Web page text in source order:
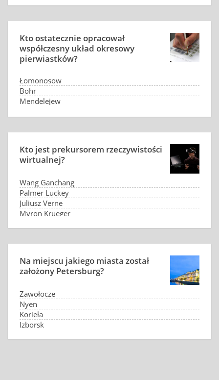
Kto ostatecznie opracował
współczesny układ okresowy
pierwiastków?
Łomonosow
Bohr
Mendelejew
Kto jest prekursorem rzeczywistości
wirtualnej?
Wang Ganchang
Palmer Luckey
Juliusz Verne
Myron Krueger
Na miejscu jakiego miasta został
założony Petersburg?
Zawołocze
Nyen
Korieła
Izborsk